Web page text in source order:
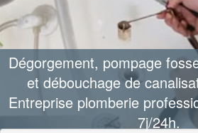
Dégorgement, pompage
et débouchage de
Entreprise plomberie
7j/24h.